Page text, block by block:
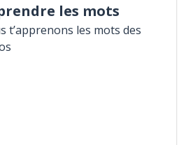
les mots
t’apprenons les mots des